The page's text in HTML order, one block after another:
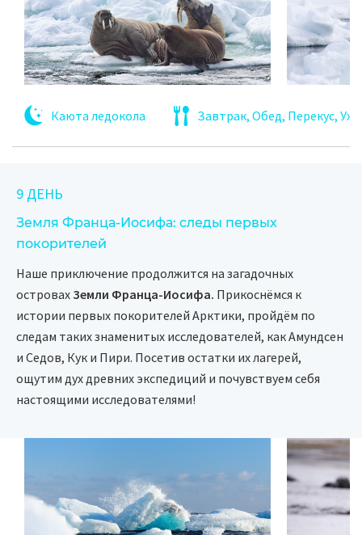
Каюта ледокола Завтрак, Обед, Перекус,
9 ДЕНЬ
Земля Франца-Иосифа: следы первых
покорителей
Наше приключение продолжится на загадочных
островах Земли Франца-Иосифа. Прикоснёмся к
истории первых покорителей Арктики, пройдём по
следам таких знаменитых исследователей, как Амундсен
и Седов, Кук и Пири. Посетив остатки их лагерей,
ощутим дух древних экспедиций и почувствуем себя
настоящими исследователями!